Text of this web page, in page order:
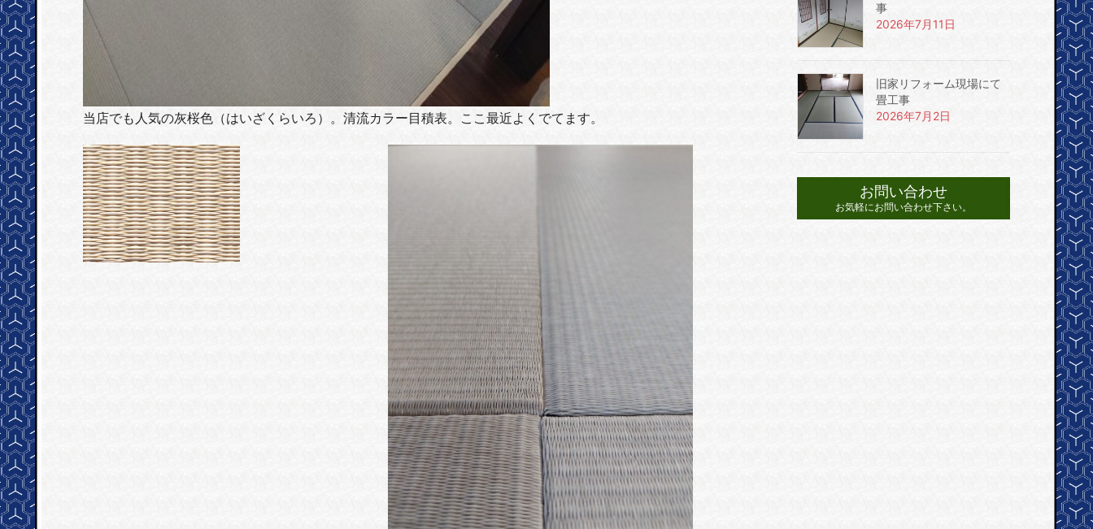
当店でも人気の灰桜色（はいざくらいろ）。清流カラー目積表。ここ最近よくでてます。
事
2026年7月11日
旧家リフォーム現場にて
畳工事
2026年7月2日
お問い合わせ
お気軽にお問い合わせ下さい。